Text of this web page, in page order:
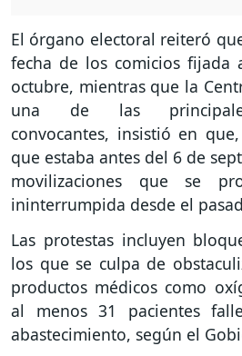
El órgano electoral reiteró
fecha de los comicios fijada
octubre, mientras que la
una de las
convocantes, insistió en
que estaba antes del 6 de
movilizaciones que se
ininterrumpida desde el
Las protestas incluyen
los que se culpa de
productos médicos como
al menos 31 pacientes
abastecimiento, según el